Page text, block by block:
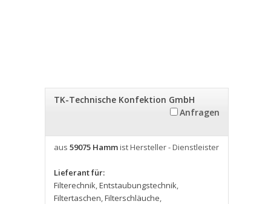
TK-Technische Konfektion GmbH
Anfragen
aus 59075 Hammist Hersteller - Dienstleister
Lieferant für:
Filterechnik,Entstaubungstechnik,
Filtertaschen,Filterschläuche,